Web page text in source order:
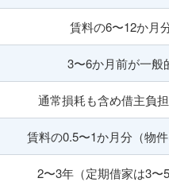
賃料の6〜12か月
3〜6か月前が一般
通常損耗も含め借主負
賃料の0.5〜1か月分（物件
2〜3年（定期借家は3〜5